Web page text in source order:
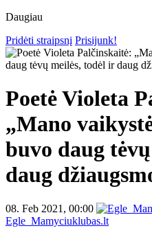
Daugiau
Pridėti straipsnį Prisijunk!
Poetė Violeta
„Mano
buvo daug
daug
08. Feb 2021, 00:00
Egle_Mamyciuklubas.lt